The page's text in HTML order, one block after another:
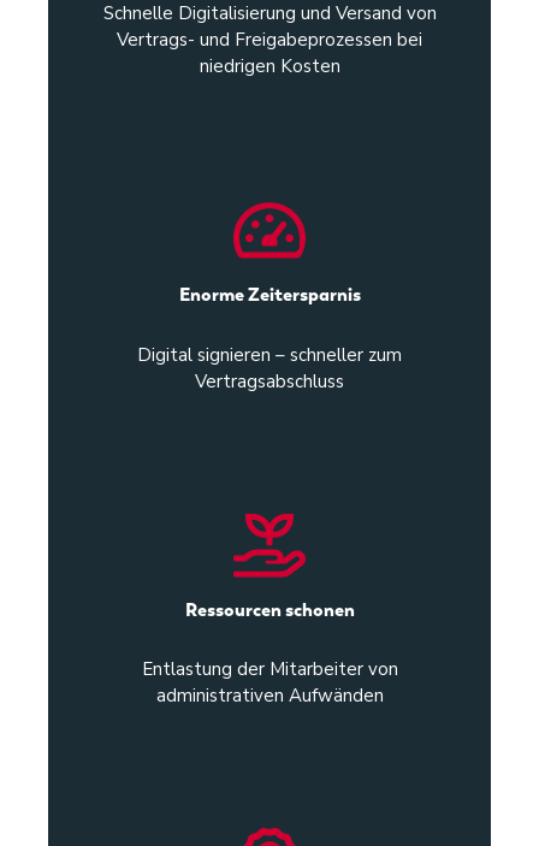
Schnelle Digitalisierung und Versand von
Vertrags- und Freigabeprozessen bei
niedrigen Kosten
Enorme Zeitersparnis
Digital signieren – schneller zum
Vertragsabschluss
Ressourcen schonen
Entlastung der Mitarbeiter von
administrativen Aufwänden